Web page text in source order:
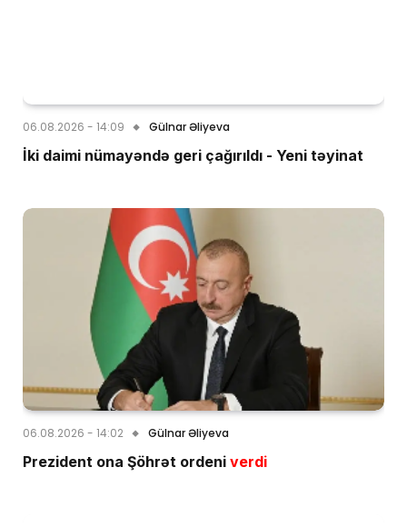
06.08.2026 - 14:09 Gülnar Əliyeva
İki daimi nümayəndə geri çağırıldı - Yeni təyinat
06.08.2026 - 14:02 Gülnar Əliyeva
Prezident ona Şöhrət ordeni verdi